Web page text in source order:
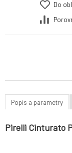
Do
Popis a parametry
Pirelli Cinturato